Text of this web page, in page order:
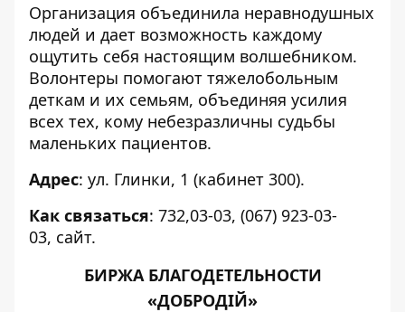
Организация объединила неравнодушных
людей и дает возможность каждому
ощутить себя настоящим волшебником.
Волонтеры помогают тяжелобольным
деткам и их семьям, объединяя усилия
всех тех, кому небезразличны судьбы
маленьких пациентов.
Адрес: ул. Глинки, 1 (кабинет 300).
Как связаться: 732,03-03, (067) 923-03-
03, сайт.
БИРЖА БЛАГОДЕТЕЛЬНОСТИ
«ДОБРОДІЙ»